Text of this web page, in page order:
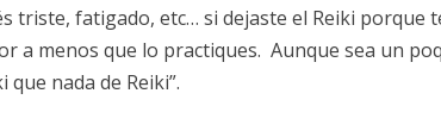
triste, fatigado, etc… si dejaste el Reiki
a menos que lo practiques. Aunque sea un
que nada de Reiki”.